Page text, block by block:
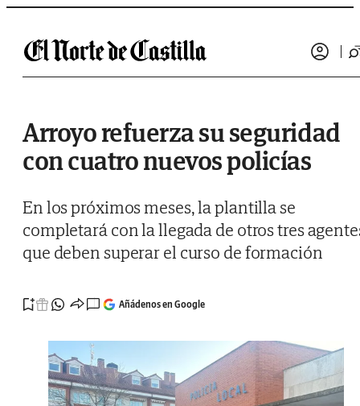
Saltar al contenido
Arroyo refuerza su seguridad
con cuatro nuevos policías
En los próximos meses, la plantilla se
completará con la llegada de otros tres
que deben superar el curso de formación
Añádenos en Google